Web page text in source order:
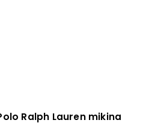
Ralph Lauren mikina